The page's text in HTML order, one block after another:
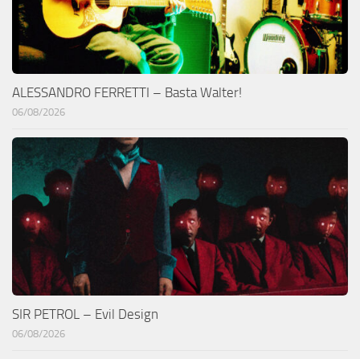
ALESSANDRO FERRETTI – Basta Walter!
06/08/2026
SIR PETROL – Evil Design
06/08/2026